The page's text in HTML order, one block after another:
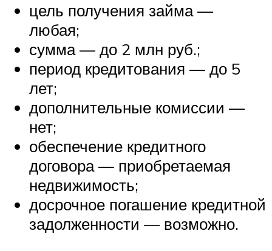
цель получения займа —
любая;
сумма — до 2 млн руб.;
период кредитования — до 5
лет;
дополнительные комиссии —
нет;
обеспечение кредитного
договора — приобретаемая
недвижимость;
досрочное погашение кредитной
задолженности — возможно.